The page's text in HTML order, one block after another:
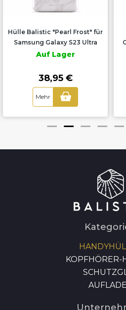
Hülle Balistic "Pearl Frost" für
Samsung Galaxy S23 Ultra
Auf Lager
38,95 €
Mehr +
KOPFHÖRER-